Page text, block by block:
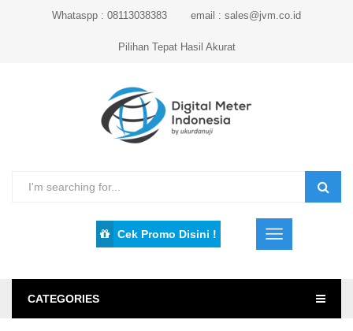
Whataspp : 08113038383 email : sales@jvm.co.id
Pilihan Tepat Hasil Akurat
Cek Promo Disini !
CATEGORIES